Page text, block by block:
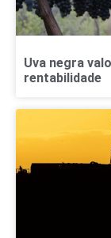
Uva negra
rentabilidade